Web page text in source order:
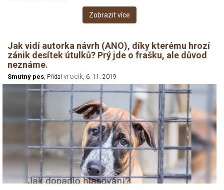
Zobrazit více
Jak vidí autorka návrh (ANO), díky kterému hrozí
zánik desítek útulků? Prý jde o frašku, ale důvod
neznáme.
Smutný pes, Přidal vrocik, 6. 11. 2019